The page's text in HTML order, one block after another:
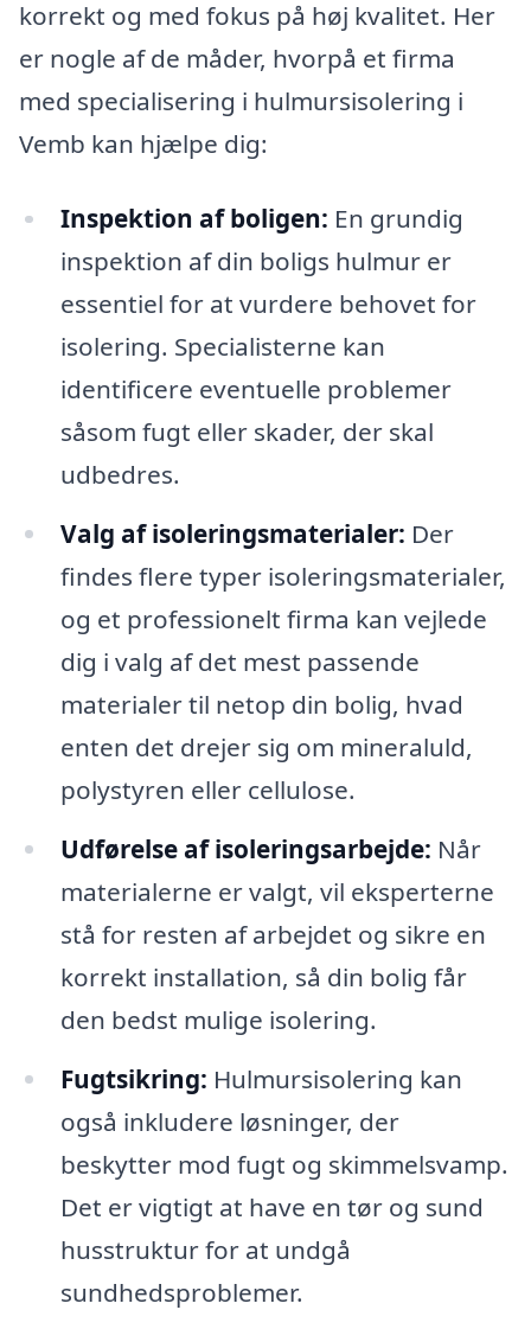
korrekt og med fokus på høj kvalitet. Her
er nogle af de måder, hvorpå et firma
med specialisering i hulmursisolering i
Vemb kan hjælpe dig:
Inspektion af boligen: En grundig
inspektion af din boligs hulmur er
essentiel for at vurdere behovet for
isolering. Specialisterne kan
identificere eventuelle problemer
såsom fugt eller skader, der skal
udbedres.
Valg af isoleringsmaterialer: Der
findes flere typer isoleringsmaterialer,
og et professionelt firma kan vejlede
dig i valg af det mest passende
materialer til netop din bolig, hvad
enten det drejer sig om mineraluld,
polystyren eller cellulose.
Udførelse af isoleringsarbejde: Når
materialerne er valgt, vil eksperterne
stå for resten af arbejdet og sikre en
korrekt installation, så din bolig får
den bedst mulige isolering.
Fugtsikring: Hulmursisolering kan
også inkludere løsninger, der
beskytter mod fugt og skimmelsvamp.
Det er vigtigt at have en tør og sund
husstruktur for at undgå
sundhedsproblemer.